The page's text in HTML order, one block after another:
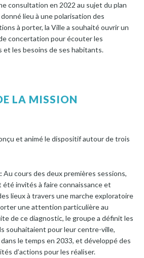
consultation en 2022 au sujet du plan
lieu à une polarisation des
à porter, la Ville a souhaité ouvrir un
concertation pour écouter les
et les besoins de ses habitants.
LA MISSION
et animé le dispositif autour de trois
Au cours des deux premières sessions,
invités à faire connaissance et
lieux à travers une marche exploratoire
une attention particulière au
de ce diagnostic, le groupe a définit les
souhaitaient pour leur centre-ville,
le temps en 2033, et développé des
d’actions pour les réaliser.